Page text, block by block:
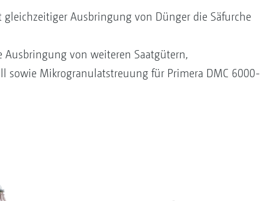
Ausbringung von Dünger die Säfurche
Ausbringung von weiteren Saatgütern,
sowie Mikrogranulatstreuung für Primera DMC 6000-